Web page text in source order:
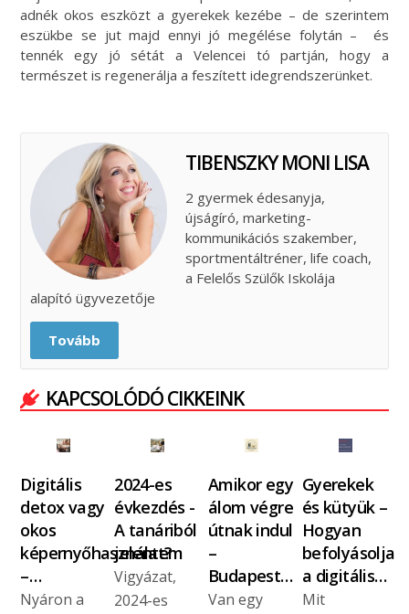
adnék okos eszközt a gyerekek kezébe – de szerintem
eszükbe se jut majd ennyi jó megélése folytán – és
tennék egy jó sétát a Velencei tó partján, hogy a
természet is regenerálja a feszített idegrendszerünket.
TIBENSZKY MONI LISA
2 gyermek édesanyja,
újságíró, marketing-
kommunikációs szakember,
sportmentáltréner, life coach,
a Felelős Szülők Iskolája
alapító ügyvezetője
Tovább
KAPCSOLÓDÓ CIKKEINK
Digitális
detox vagy
okos
képernyőhasználat?
–…
Nyáron a
2024-es
évkezdés -
A tanáriból
jelentem
Vigyázat,
2024-es
Amikor egy
álom végre
útnak indul
–
Budapest…
Van egy
Gyerekek
és kütyük –
Hogyan
befolyásolja
a digitális…
Mit